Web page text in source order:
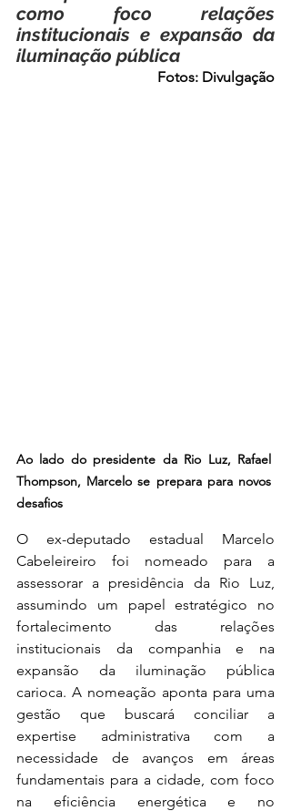
como foco relações
institucionais e expansão da
iluminação pública
Fotos: Divulgação
Ao lado do presidente da Rio Luz, Rafael
Thompson, Marcelo se prepara para novos
desafios
O ex-deputado estadual Marcelo
Cabeleireiro foi nomeado para a
assessorar a presidência da Rio Luz,
assumindo um papel estratégico no
fortalecimento das relações
institucionais da companhia e na
expansão da iluminação pública
carioca. A nomeação aponta para uma
gestão que buscará conciliar a
expertise administrativa com a
necessidade de avanços em áreas
fundamentais para a cidade, com foco
na eficiência energética e no